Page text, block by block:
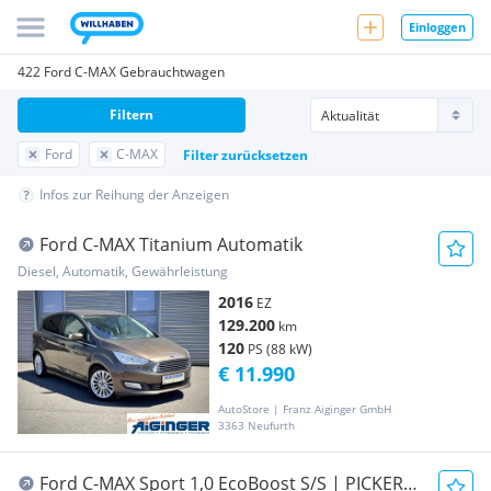
Einloggen
422 Ford C-MAX Gebrauchtwagen
Ford C-MAX Filter zurücksetzen
Filtern
Infos zur Reihung der Anzeigen
Ford C-MAX Titanium Automatik
Diesel, Automatik, Gewährleistung
2016 EZ
129.200 km
120 PS (88 kW)
AutoStore | Franz Aiginger GmbH
3363 Neufurth
€ 11.990
Ford C-MAX Sport 1,0 EcoBoost S/S | PICKERL